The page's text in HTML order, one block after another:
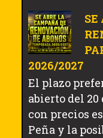
SE
2026/2027
El plazo
abierto del 20
con precios
Peña y la